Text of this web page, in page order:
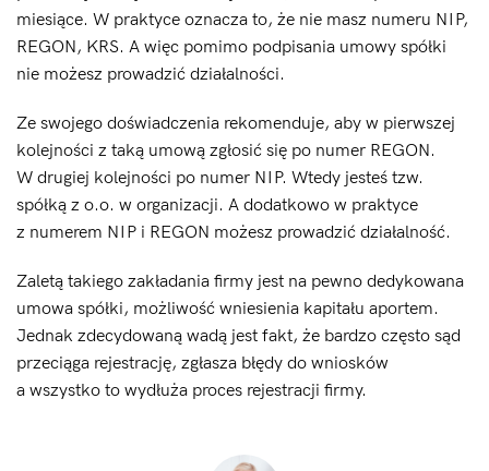
miesiące. W praktyce oznacza to, że nie masz numeru NIP,
REGON, KRS. A więc pomimo podpisania umowy spółki
nie możesz prowadzić działalności.
Ze swojego doświadczenia rekomenduje, aby w pierwszej
kolejności z taką umową zgłosić się po numer REGON.
W drugiej kolejności po numer NIP. Wtedy jesteś tzw.
spółką z o.o. w organizacji. A dodatkowo w praktyce
z numerem NIP i REGON możesz prowadzić działalność.
Zaletą takiego zakładania firmy jest na pewno dedykowana
umowa spółki, możliwość wniesienia kapitału aportem.
Jednak zdecydowaną wadą jest fakt, że bardzo często sąd
przeciąga rejestrację, zgłasza błędy do wniosków
a wszystko to wydłuża proces rejestracji firmy.